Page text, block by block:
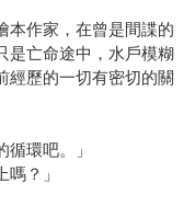
本作家，在曾是間諜的
是亡命途中，水戶模糊
經歷的一切有密切的關
環吧。」
？」